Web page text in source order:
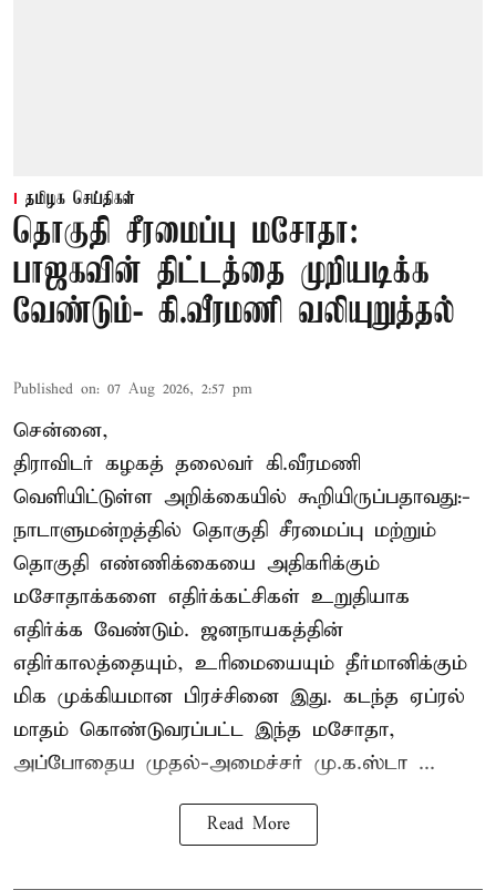
தமிழக செய்திகள்
தொகுதி சீரமைப்பு மசோதா:
பாஜகவின் திட்டத்தை முறியடிக்க
வேண்டும்- கி.வீரமணி வலியுறுத்தல்
Published on: 07 Aug 2026, 2:57 pm
சென்னை,
திராவிடர் கழகத் தலைவர் கி.வீரமணி
வெளியிட்டுள்ள அறிக்கையில் கூறியிருப்பதாவது:-
நாடாளுமன்றத்தில் தொகுதி சீரமைப்பு மற்றும்
தொகுதி எண்ணிக்கையை அதிகரிக்கும்
மசோதாக்களை எதிர்க்கட்சிகள் உறுதியாக
எதிர்க்க வேண்டும். ஜனநாயகத்தின்
எதிர்காலத்தையும், உரிமையையும் தீர்மானிக்கும்
மிக முக்கியமான பிரச்சினை இது. கடந்த ஏப்ரல்
மாதம் கொண்டுவரப்பட்ட இந்த மசோதா,
அப்போதைய முதல்-அமைச்சர் மு.க.ஸ்டா ...
Read More